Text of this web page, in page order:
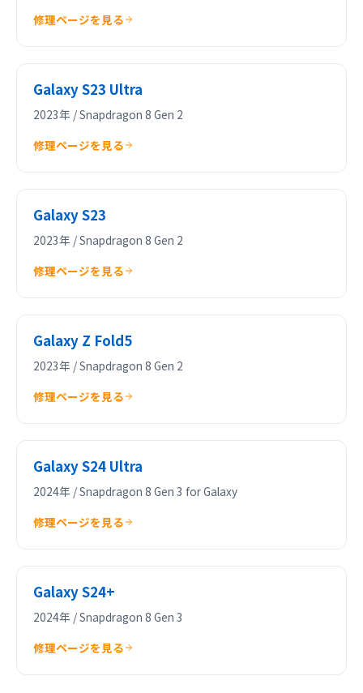
修理ページを見る
Galaxy S23 Ultra
2023年 / Snapdragon 8 Gen 2
修理ページを見る
Galaxy S23
2023年 / Snapdragon 8 Gen 2
修理ページを見る
Galaxy Z Fold5
2023年 / Snapdragon 8 Gen 2
修理ページを見る
Galaxy S24 Ultra
2024年 / Snapdragon 8 Gen 3 for Galaxy
修理ページを見る
Galaxy S24+
2024年 / Snapdragon 8 Gen 3
修理ページを見る